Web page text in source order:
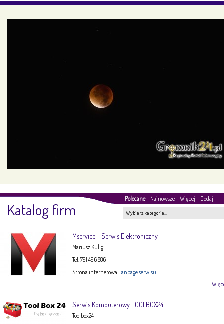
Polecane Najnowsze Więcej Dodaj
Katalog firm Wybierz kategorie…
Mservice – Serwis Elektroniczny
Mariusz Kulig
Tel. 791 496 886
Strona internetowa: Fanpage serwisu
Serwis Komputerowy TOOLBOX24
Toolbox24